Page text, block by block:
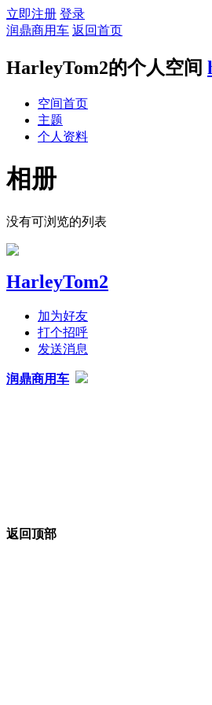
立即注册 登录
润鼎商用车 返回首页
HarleyTom2的个人空间
空间首页
主题
个人资料
相册
没有可浏览的列表
HarleyTom2
加为好友
打个招呼
发送消息
润鼎商用车
返回顶部